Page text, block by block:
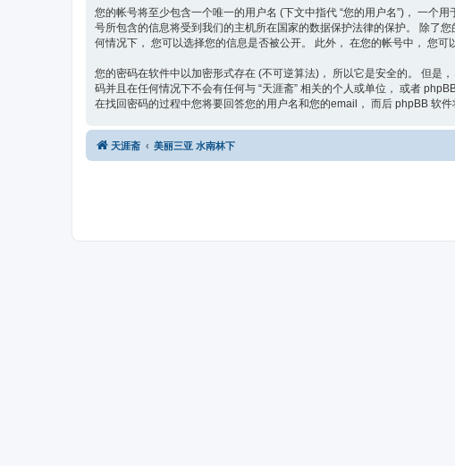
您的帐号将至少包含一个唯一的用户名 (下文中指代 “您的用户名”)， 一个
号所包含的信息将受到我们的主机所在国家的数据保护法律的保护。 除了
何情况下， 您可以选择您的信息是否被公开。 此外， 在您的帐号中， 您可
您的密码在软件中以加密形式存在 (不可逆算法)， 所以它是安全的。 但是
码并且在任何情况下不会有任何与 “天涯斋” 相关的个人或单位， 或者
在找回密码的过程中您将要回答您的用户名和您的email， 而后 phpBB 软件
天涯斋 美丽三亚 水南林下